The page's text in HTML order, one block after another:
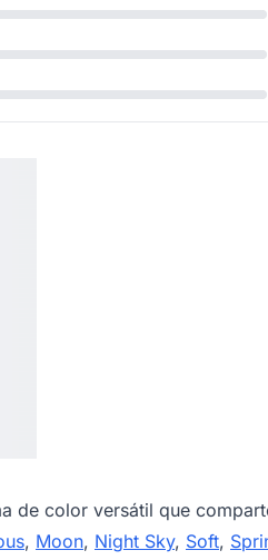
de color versátil que
, Moon, Night Sky, Soft,